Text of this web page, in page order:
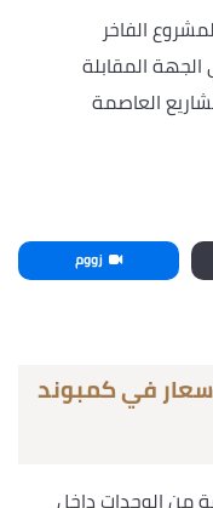
الفاخر
المقابلة
العاصمة
زووم
في كمبوند
من الوحدات داخل